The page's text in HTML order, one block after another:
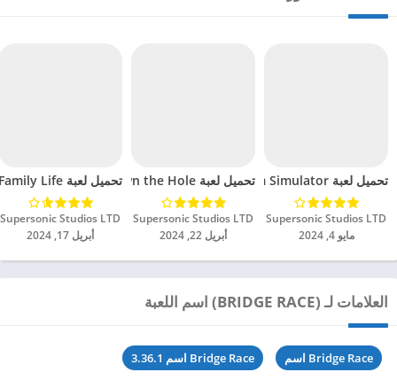
تحميل لعبة Arm Simulator مهكرة للاندرويد 2024
Supersonic Studios LTD‏
مايو 4, 2024
تحميل لعبة Down the Hole مهكرة للاندرويد 2024
Supersonic Studios LTD‏
أبريل 22, 2024
تحميل لعبة Family Life مهكرة للاندرويد 2024
Supersonic Studios LTD‏
أبريل 17, 2024
العلامات لـ (BRIDGE RACE) اسم اللعبة
Bridge Race اسم Bridge Race اسم 3.36.1